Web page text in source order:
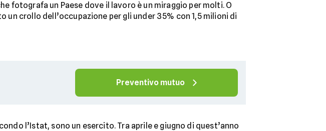
fotografa un Paese dove il lavoro è un miraggio per molti. O
crollo dell’occupazione per gli under 35% con 1,5 milioni di
Preventivo mutuo
l’Istat, sono un esercito. Tra aprile e giugno di quest’anno